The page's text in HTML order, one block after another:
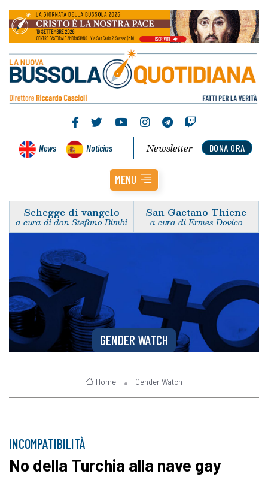
News Noticias DONA ORA
Newsletter
MENU
Schegge di vangelo
a cura di don Stefano Bimbi
San Gaetano Thiene
a cura di Ermes Dovico
GENDER WATCH
Home Gender Watch
INCOMPATIBILITÀ
No della Turchia alla nave gay